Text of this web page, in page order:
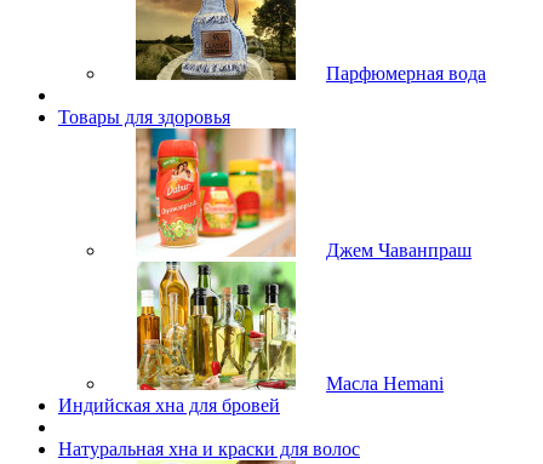
Парфюмерная вода
Товары для здоровья
Джем Чаванпраш
Масла Hemani
Индийская хна для бровей
Натуральная хна и краски для волос